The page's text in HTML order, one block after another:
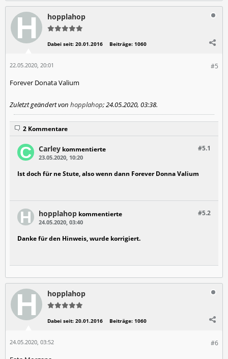
hopplahop
Dabei seit: 20.01.2016 Beiträge: 1060
#5
22.05.2020, 20:01
Forever Donata Valium
Zuletzt geändert von hopplahop;24.05.2020, 03:38.
2 Kommentare
#5.1
Carley kommentierte
23.05.2020, 10:20
Ist doch für ne Stute, also wenn dann Forever Donna Valium
#5.2
hopplahop kommentierte
24.05.2020, 03:40
Danke für den Hinweis, wurde korrigiert.
hopplahop
Dabei seit: 20.01.2016 Beiträge: 1060
#6
24.05.2020, 03:52